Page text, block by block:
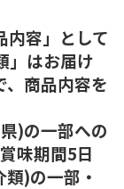
容」として
」はお届け
、商品内容を
)の一部への
味期間5日
)の一部・